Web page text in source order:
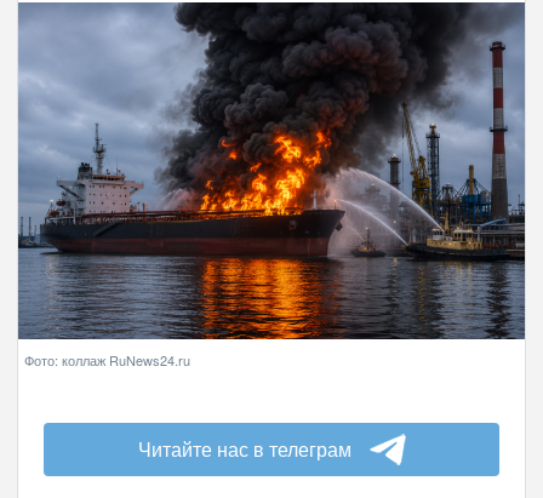
Фото: коллаж RuNews24.ru
Читайте нас в телеграм